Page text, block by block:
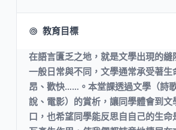
教育目標
在語言匱乏之地，就是文學出現的縫
一般日常與不同，文學通常承受著生
昂、歡快……。本堂課透過文學（詩
說、電影）的賞析，讓同學體會到文
口，也希望同學能反思自自己的生命